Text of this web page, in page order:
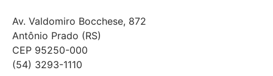
Av. Valdomiro Bocchese, 872
Antônio Prado (RS)
CEP 95250-000
(54) 3293-1110